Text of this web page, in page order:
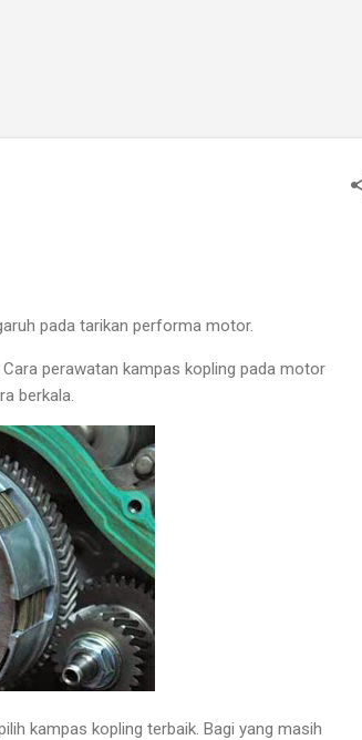
pada tarikan performa motor.
perawatan kampas kopling pada motor
berkala.
kampas kopling terbaik. Bagi yang masih